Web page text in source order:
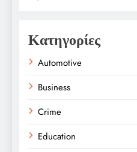
Κατηγορίες
Automotive
Business
Crime
Education